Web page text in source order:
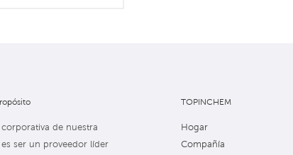
corporativa de nuestra
ser un proveedor líder
TOPINCHEM
Hogar
Compañía